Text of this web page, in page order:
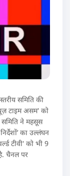
समिति की
टाइम असम' को
ने महसूस
का उल्लंघन
टीवी' को भी 9
चैनल पर